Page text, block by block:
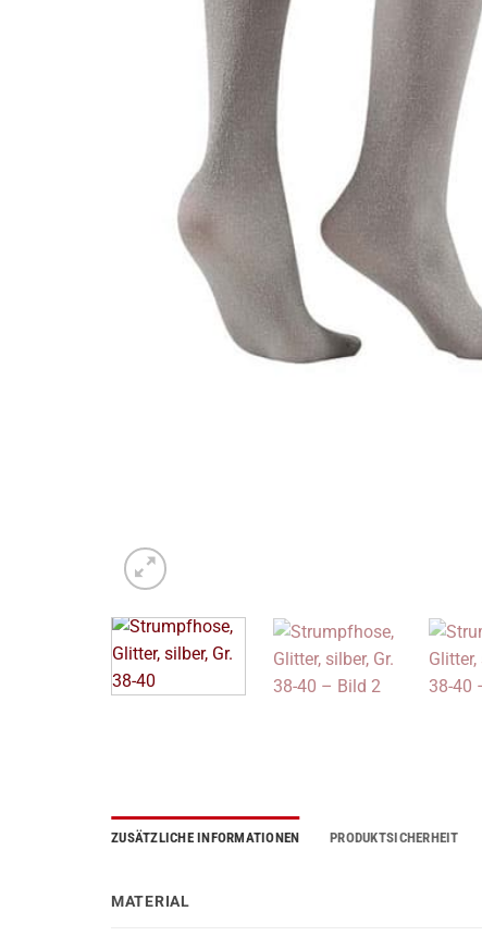
ZUSÄTZLICHE INFORMATIONEN PRODUKTSICHERHEIT
MATERIAL